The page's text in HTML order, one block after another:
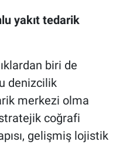
yakıt tedarik
biri de
denizcilik
merkezi olma
coğrafi
gelişmiş lojistik